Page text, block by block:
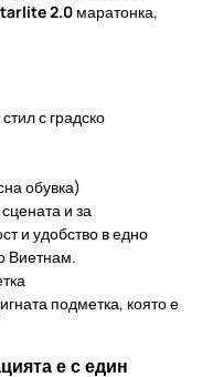
2.0 маратонка,
с градско
обувка)
и за
и удобство в едно
Виетнам.
подметка, която е
е с един